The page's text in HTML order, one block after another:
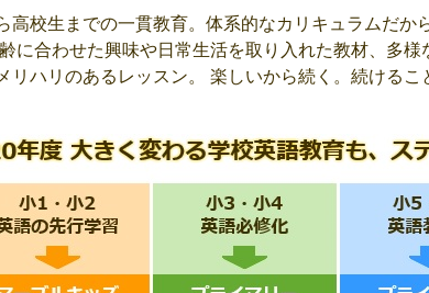
高校生までの一貫教育。体系的なカリキュラムだか
に合わせた興味や日常生活を取り入れた教材、多
リハリのあるレッスン。 楽しいから続く。続けるこ